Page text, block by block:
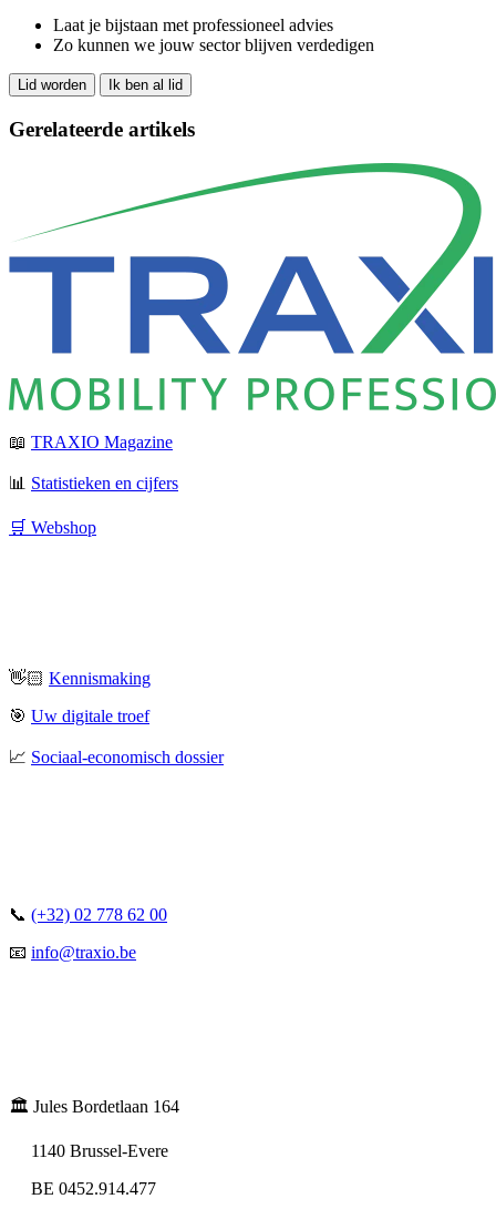
Laat je bijstaan met professioneel advies
Zo kunnen we jouw sector blijven verdedigen
Lid worden Ik ben al lid
Gerelateerde artikels
📖 TRAXIO Magazine
📊 Statistieken en cijfers
🛒 Webshop
👋🏻 Kennismaking
🎯 Uw digitale troef
📈 Sociaal-economisch dossier
📞 (+32) 02 778 62 00
📧 info@traxio.be
🏛️ Jules Bordetlaan 164
1140 Brussel-Evere
BE 0452.914.477